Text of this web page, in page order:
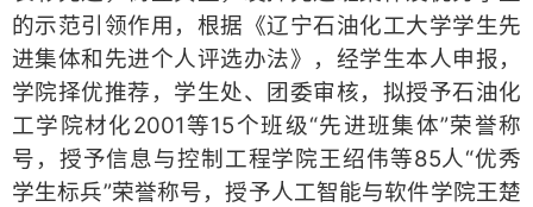
的示范引领作用，根据《辽宁石油化工大学学生先
进集体和先进个人评选办法》，经学生本人申报，
学院择优推荐，学生处、团委审核，拟授予石油化
工学院材化2001等15个班级“先进班集体”荣誉称
号，授予信息与控制工程学院王绍伟等85人“优秀
学生标兵”荣誉称号，授予人工智能与软件学院王楚